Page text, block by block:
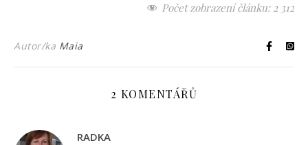
Počet zobrazení článku: 2 312
Autor/ka Maia
2 KOMENTÁŘŮ
RADKA